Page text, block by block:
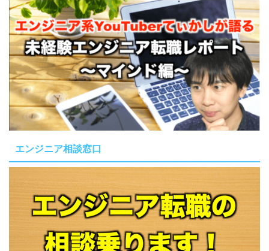
エンジニア相談窓口